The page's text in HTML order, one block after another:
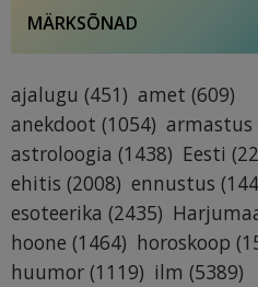
MÄRKSÕNAD
ajalugu (451) amet (609)
anekdoot (1054) armastus
astroloogia (1438) Eesti
ehitis (2008) ennustus
esoteerika (2435)
hoone (1464) horoskoop
huumor (1119) ilm (5389)